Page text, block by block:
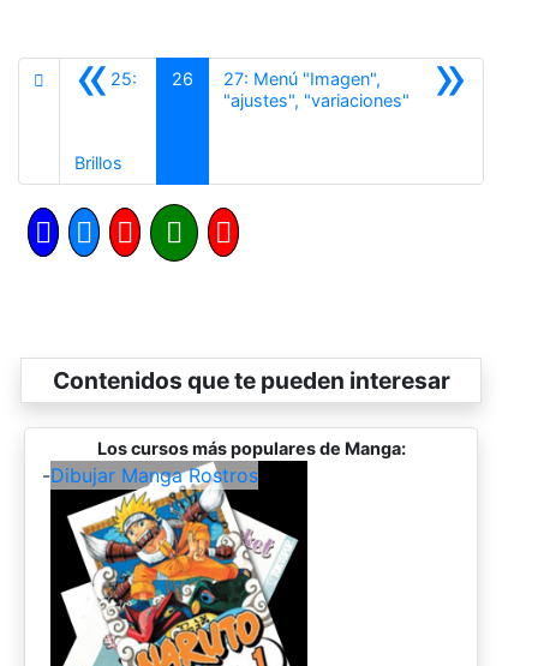
«25:
Brillos
26 »
27: Menú "Imagen",
"ajustes", "variaciones"Siguiente
Contenidos que te pueden interesar
Los cursos más populares de Manga:
-Dibujar Manga Rostros